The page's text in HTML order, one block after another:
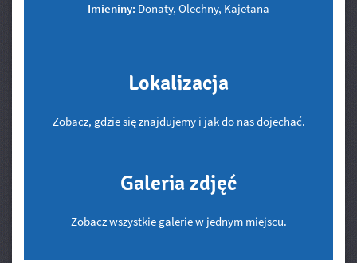
Imieniny: Donaty, Olechny, Kajetana
Lokalizacja
Zobacz, gdzie się znajdujemy i jak do nas dojechać.
Galeria zdjęć
Zobacz wszystkie galerie w jednym miejscu.